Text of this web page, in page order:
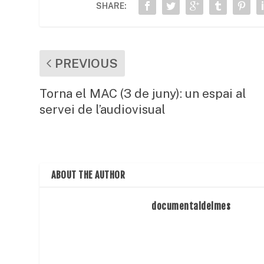
p ix
SHARE:
PREVIOUS
Torna el MAC (3 de juny): un espai al
servei de l’audiovisual
ABOUT THE AUTHOR
documentaldelmes